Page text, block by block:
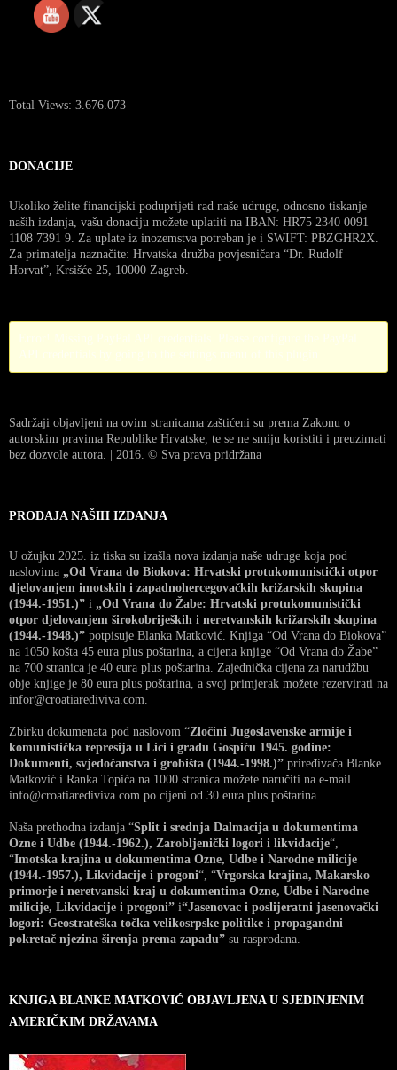
Total Views: 3.676.073
DONACIJE
Ukoliko želite financijski poduprijeti rad naše udruge, odnosno tiskanje
naših izdanja, vašu donaciju možete uplatiti na IBAN: HR75 2340 0091
1108 7391 9. Za uplate iz inozemstva potreban je i SWIFT: PBZGHR2X.
Za primatelja naznačite: Hrvatska družba povjesničara “Dr. Rudolf
Horvat”, Krsišće 25, 10000 Zagreb.
Sadržaji objavljeni na ovim stranicama zaštićeni su prema Zakonu o
autorskim pravima Republike Hrvatske, te se ne smiju koristiti i preuzimati
bez dozvole autora. | 2016. © Sva prava pridržana
PRODAJA NAŠIH IZDANJA
U ožujku 2025. iz tiska su izašla nova izdanja naše udruge koja pod
naslovima „Od Vrana do Biokova: Hrvatski protukomunistički otpor
djelovanjem imotskih i zapadnohercegovačkih križarskih skupina
(1944.-1951.)” i „Od Vrana do Žabe: Hrvatski protukomunistički
otpor djelovanjem širokobrijeških i neretvanskih križarskih skupina
(1944.-1948.)” potpisuje Blanka Matković. Knjiga “Od Vrana do Biokova”
na 1050 košta 45 eura plus poštarina, a cijena knjige “Od Vrana do Žabe”
na 700 stranica je 40 eura plus poštarina. Zajednička cijena za narudžbu
obje knjige je 80 eura plus poštarina, a svoj primjerak možete rezervirati na
infor@croatiarediviva.com.
Zbirku dokumenata pod naslovom “Zločini Jugoslavenske armije i
komunistička represija u Lici i gradu Gospiću 1945. godine:
Dokumenti, svjedočanstva i grobišta (1944.-1998.)” priređivača Blanke
Matković i Ranka Topića na 1000 stranica možete naručiti na e-mail
info@croatiarediviva.com po cijeni od 30 eura plus poštarina.
Naša prethodna izdanja “Split i srednja Dalmacija u dokumentima
Ozne i Udbe (1944.-1962.), Zarobljenički logori i likvidacije“,
“Imotska krajina u dokumentima Ozne, Udbe i Narodne milicije
(1944.-1957.), Likvidacije i progoni“, “Vrgorska krajina, Makarsko
primorje i neretvanski kraj u dokumentima Ozne, Udbe i Narodne
milicije, Likvidacije i progoni” i“Jasenovac i poslijeratni jasenovački
logori: Geostrateška točka velikosrpske politike i propagandni
pokretač njezina širenja prema zapadu” su rasprodana.
KNJIGA BLANKE MATKOVIĆ OBJAVLJENA U SJEDINJENIM
AMERIČKIM DRŽAVAMA